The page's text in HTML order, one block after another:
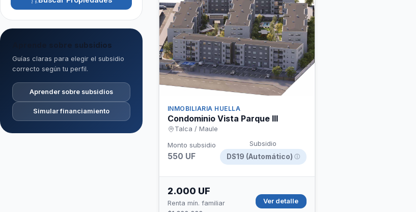
Aprende sobre subsidios
Guías claras para elegir el subsidio
correcto según tu perfil.
Aprender sobre subsidios
Simular financiamiento INMOBILIARIA HUELLA
Condominio Vista Parque III
Talca / Maule
Monto subsidio
550 UF
Subsidio
DS19 (Automático) ⓘ
2.000 UF
Renta mín. familiar
Ver detalle